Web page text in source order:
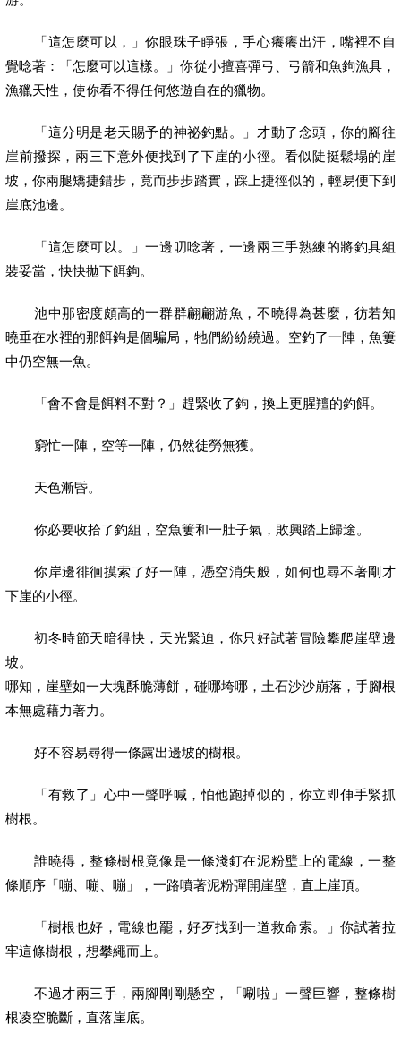
「這怎麼可以，」你眼珠子睜張，手心癢癢出汗，嘴裡不自
覺唸著：「怎麼可以這樣。」你從小擅喜彈弓、弓箭和魚鉤漁具，
漁獵天性，使你看不得任何悠遊自在的獵物。
「這分明是老天賜予的神祕釣點。」才動了念頭，你的腳往
崖前撥探，兩三下意外便找到了下崖的小徑。看似陡挺鬆塌的崖
坡，你兩腿矯捷錯步，竟而步步踏實，踩上捷徑似的，輕易便下到
崖底池邊。
「這怎麼可以。」一邊叨唸著，一邊兩三手熟練的將釣具組
裝妥當，快快拋下餌鉤。
池中那密度頗高的一群群翩翩游魚，不曉得為甚麼，彷若知
曉垂在水裡的那餌鉤是個騙局，牠們紛紛繞過。空釣了一陣，魚簍
中仍空無一魚。
「會不會是餌料不對？」趕緊收了鉤，換上更腥羶的釣餌。
窮忙一陣，空等一陣，仍然徒勞無獲。
天色漸昏。
你必要收拾了釣組，空魚簍和一肚子氣，敗興踏上歸途。
你岸邊徘徊摸索了好一陣，憑空消失般，如何也尋不著剛才
下崖的小徑。
初冬時節天暗得快，天光緊迫，你只好試著冒險攀爬崖壁邊
坡。
哪知，崖壁如一大塊酥脆薄餅，碰哪垮哪，土石沙沙崩落，手腳根
本無處藉力著力。
好不容易尋得一條露出邊坡的樹根。
「有救了」心中一聲呼喊，怕他跑掉似的，你立即伸手緊抓
樹根。
誰曉得，整條樹根竟像是一條淺釘在泥粉壁上的電線，一整
條順序「嘣、嘣、嘣」，一路噴著泥粉彈開崖壁，直上崖頂。
「樹根也好，電線也罷，好歹找到一道救命索。」你試著拉
牢這條樹根，想攀繩而上。
不過才兩三手，兩腳剛剛懸空，「唰啦」一聲巨響，整條樹
根凌空脆斷，直落崖底。